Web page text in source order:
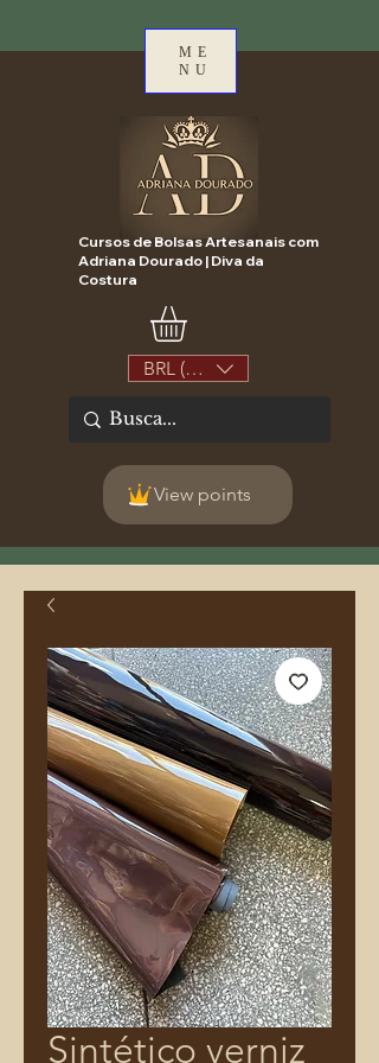
ME
NU
Cursos de Bolsas Artesanais com
Adriana Dourado | Diva da
Costura
BRL (R$)
View points
Sintético verniz